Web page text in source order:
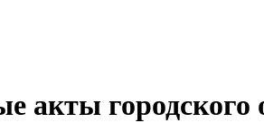
акты городского